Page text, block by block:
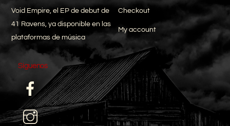
Void Empire, el EP de debut de
41 Ravens, ya disponible en las
plataformas de música
Checkout
My account
Síguenos
Facebook
I